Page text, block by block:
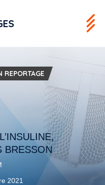
REPORTAGE
BRESSON
2021